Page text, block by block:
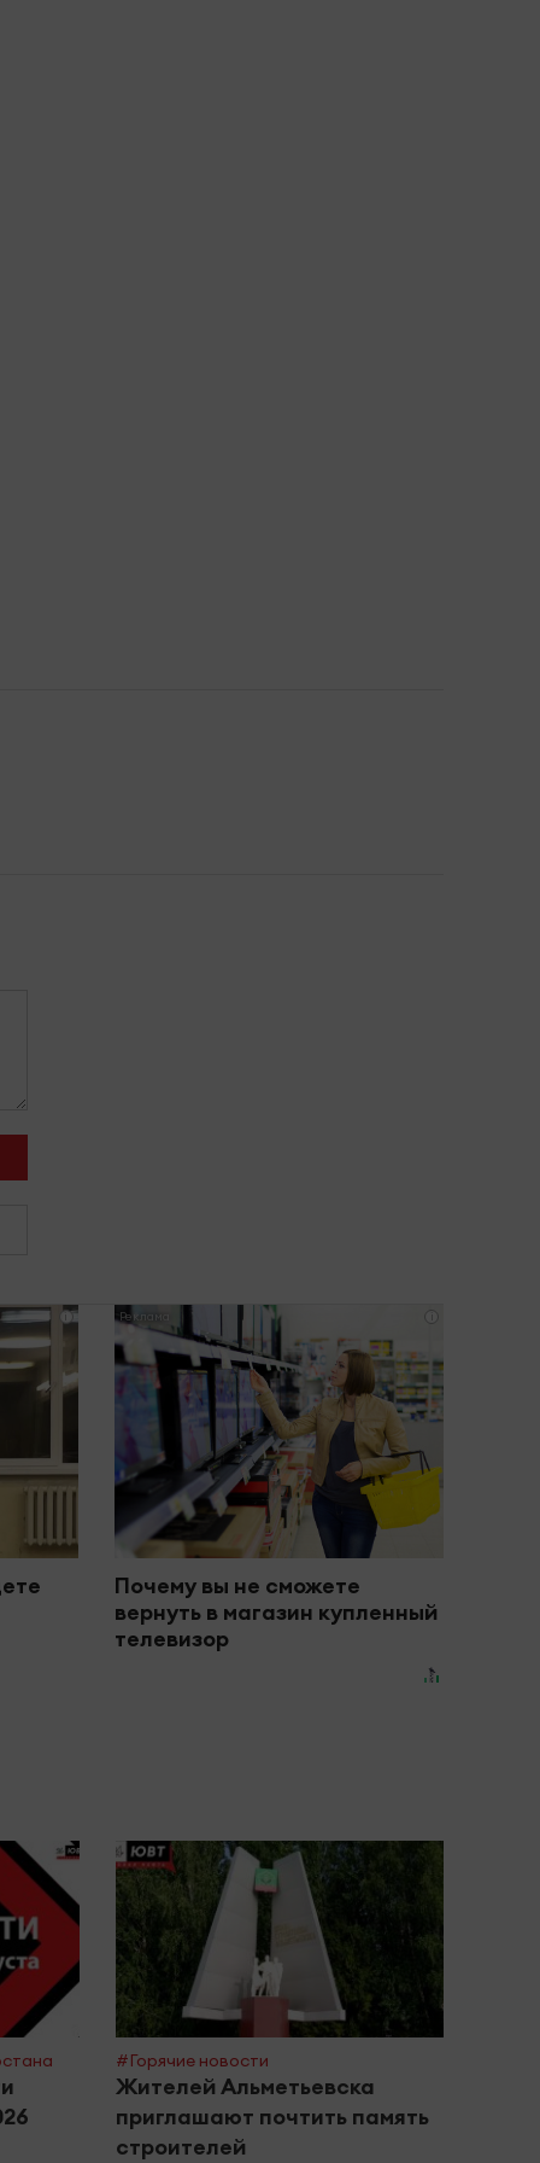
i i
Почему вы не сможете
вернуть в магазин купленный
телевизор
#Горячие новости
Жителей Альметьевска
приглашают почтить память
строителей